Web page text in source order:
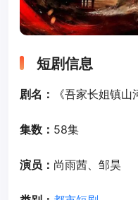
短剧信息
剧名： 《吾家长姐镇山
集数： 58集
演员： 尚雨茜、邹昊